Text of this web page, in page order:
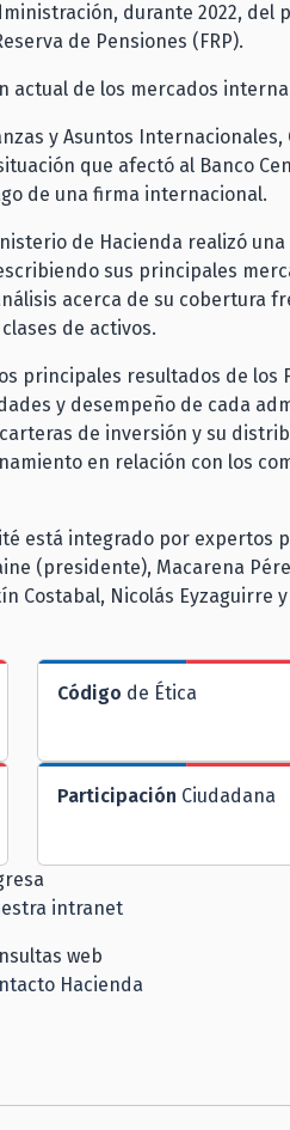
durante 2022, del
de Pensiones (FRP).
actual de los mercados
y Asuntos Internacionales,
que afectó al Banco
de una firma internacional.
de Hacienda realizó una
sus principales
acerca de su cobertura
de activos.
principales resultados de los
y desempeño de cada
de inversión y su
en relación con los
está integrado por expertos
(presidente), Macarena
Costabal, Nicolás Eyzaguirre
Código de Ética
Participación Ciudadana
intranet
web
Hacienda